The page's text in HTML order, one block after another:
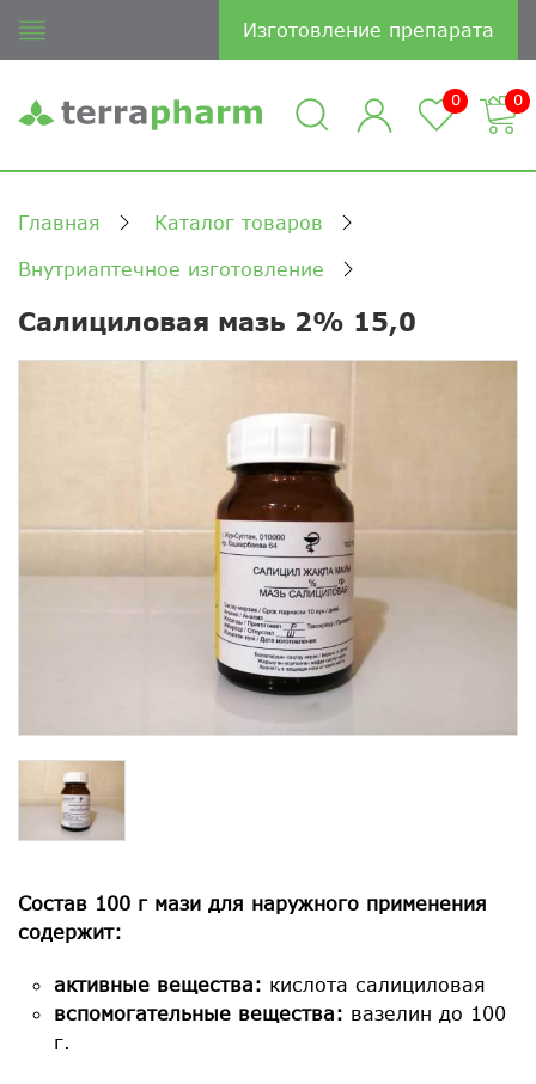
Изготовление препарата
0 0
Главная Каталог товаров
Внутриаптечное изготовление
Салициловая мазь 2% 15,0
Состав 100 г мази для наружного применения
содержит:
активные вещества: кислота салициловая
вспомогательные вещества: вазелин до 100
г.